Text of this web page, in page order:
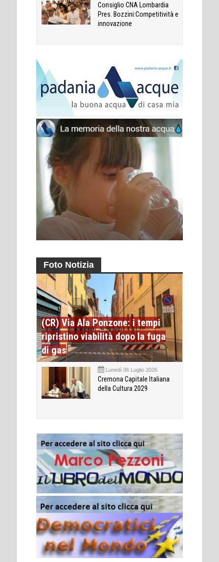
Consiglio CNA Lombardia
Pres. Bozzini:Competitività e
innovazione
Foto Notizia
(CR) Via Ala Ponzone: i tempi
ripristino viabilità dopo la fuga
di gas
Lunedì 06 Luglio 2026
Cremona Capitale Italiana
della Cultura 2029